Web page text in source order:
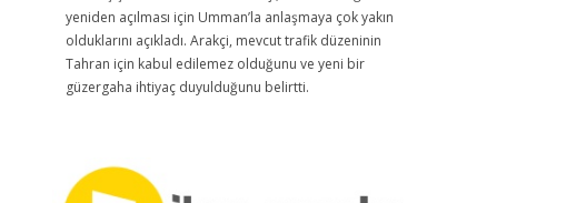
yeniden açılması için Umman’la anlaşmaya çok yakın
olduklarını açıkladı. Arakçi, mevcut trafik düzeninin
Tahran için kabul edilemez olduğunu ve yeni bir
güzergaha ihtiyaç duyulduğunu belirtti.